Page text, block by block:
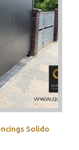
Solido